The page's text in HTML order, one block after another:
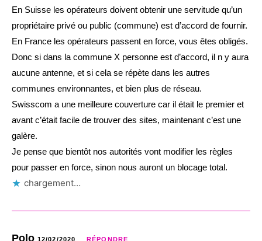
En Suisse les opérateurs doivent obtenir une servitude qu’un
propriétaire privé ou public (commune) est d’accord de fournir.
En France les opérateurs passent en force, vous êtes obligés.
Donc si dans la commune X personne est d’accord, il n y aura
aucune antenne, et si cela se répète dans les autres
communes environnantes, et bien plus de réseau.
Swisscom a une meilleure couverture car il était le premier et
avant c’était facile de trouver des sites, maintenant c’est une
galère.
Je pense que bientôt nos autorités vont modifier les règles
pour passer en force, sinon nous auront un blocage total.
chargement…
Polo 12/02/2020 RÉPONDRE